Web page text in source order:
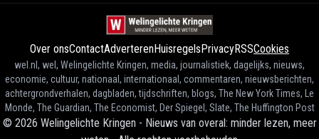
Over onsContactAdverterenHuisregelsPrivacyRSSCookies
wel.nl, wel, Welingelichte Kringen, media, journalistiek, dagelijks, nieuws,
economie, cultuur, nationaal, internationaal, commentaren, nieuwsberichten,
achtergrondverhalen, dagbladen, tijdschriften, blogs, The New York Times, Le
Monde, The Guardian, The Economist, Der Spiegel, Slate, The Huffington Post
© 2026 Welingelichte Kringen - Nieuws van overal: minder lezen, meer